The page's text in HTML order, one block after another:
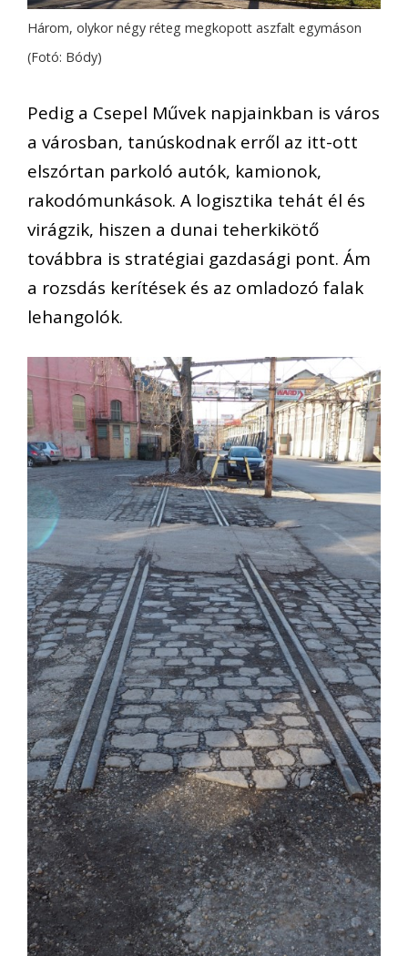
Három, olykor négy réteg megkopott aszfalt egymáson
(Fotó: Bódy)
Pedig a Csepel Művek napjainkban is város
a városban, tanúskodnak erről az itt-ott
elszórtan parkoló autók, kamionok,
rakodómunkások. A logisztika tehát él és
virágzik, hiszen a dunai teherkikötő
továbbra is stratégiai gazdasági pont. Ám
a rozsdás kerítések és az omladozó falak
lehangolók.